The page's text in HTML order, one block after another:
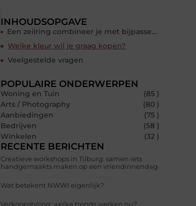
INHOUDSOPGAVE
Een zeilring combineer je met bijpassende stempel
Welke kleur wil je graag kopen?
Veelgestelde vragen
POPULAIRE ONDERWERPEN
Woning en Tuin
(85 )
Arts / Photography
(80 )
Aanbiedingen
(75 )
Bedrijven
(58 )
Winkelen
(32 )
RECENTE BERICHTEN
Creatieve workshops in Tilburg: samen iets
handgemaakts maken op een vriendinnendag
Wat betekent NWWI eigenlijk?
Verkoopstyling: welke trends werken nu?